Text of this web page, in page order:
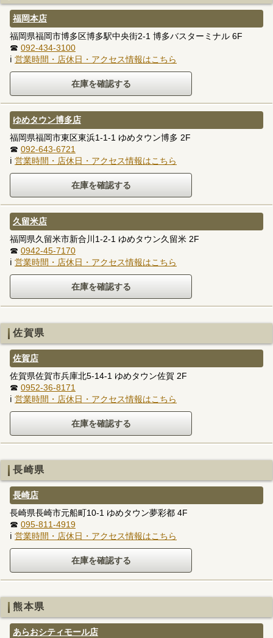
福岡本店
福岡県福岡市博多区博多駅中央街2-1 博多バスターミナル 6F
☎ 092-434-3100
ℹ 営業時間・店休日・アクセス情報はこちら
ゆめタウン博多店
福岡県福岡市東区東浜1-1-1 ゆめタウン博多 2F
☎ 092-643-6721
ℹ 営業時間・店休日・アクセス情報はこちら
久留米店
福岡県久留米市新合川1-2-1 ゆめタウン久留米 2F
☎ 0942-45-7170
ℹ 営業時間・店休日・アクセス情報はこちら
佐賀県
佐賀店
佐賀県佐賀市兵庫北5-14-1 ゆめタウン佐賀 2F
☎ 0952-36-8171
ℹ 営業時間・店休日・アクセス情報はこちら
長崎県
長崎店
長崎県長崎市元船町10-1 ゆめタウン夢彩都 4F
☎ 095-811-4919
ℹ 営業時間・店休日・アクセス情報はこちら
熊本県
あらおシティモール店